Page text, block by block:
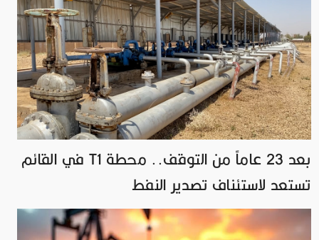
بعد 23 عاماً من التوقف.. محطة T1 في القائم
تستعد لاستئناف تصدير النفط